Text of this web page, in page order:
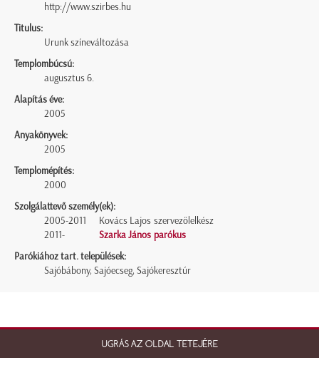
http://www.szirbes.hu
Titulus:
Urunk színeváltozása
Templombúcsú:
augusztus 6.
Alapítás éve:
2005
Anyakönyvek:
2005
Templomépítés:
2000
Szolgálattevő személy(ek):
2005-2011
Kovács Lajos szervezőlelkész
2011-
Szarka János parókus
Parókiához tart. települések:
Sajóbábony, Sajóecseg, Sajókeresztúr
UGRÁS AZ OLDAL TETEJÉRE